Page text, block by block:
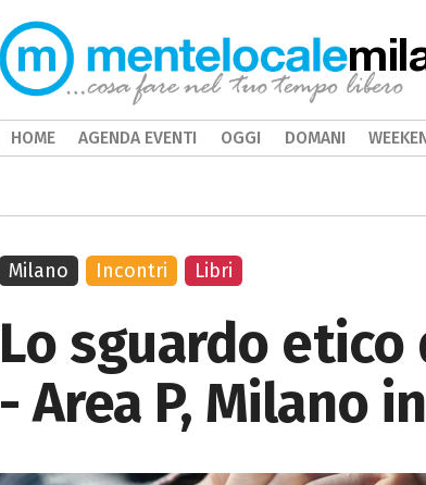
Lo sguardo
- Area P, Milano
Milano Incontri Libri
HOME AGENDA EVENTI OGGI DOMANI